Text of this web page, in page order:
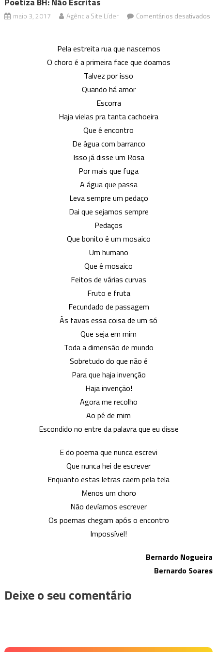
maio 3, 2017 Agência Site Líder
Comentários desativados
Pela estreita rua que nascemos
O choro é a primeira face que doamos
Talvez por isso
Quando há amor
Escorra
Haja vielas pra tanta cachoeira
Que é encontro
De água com barranco
Isso já disse um Rosa
Por mais que fuga
A água que passa
Leva sempre um pedaço
Dai que sejamos sempre
Pedaços
Que bonito é um mosaico
Um humano
Que é mosaico
Feitos de várias curvas
Fruto e fruta
Fecundado de passagem
Às favas essa coisa de um só
Que seja em mim
Toda a dimensão de mundo
Sobretudo do que não é
Para que haja invenção
Haja invenção!
Agora me recolho
Ao pé de mim
Escondido no entre da palavra que eu disse
E do poema que nunca escrevi
Que nunca hei de escrever
Enquanto estas letras caem pela tela
Menos um choro
Não devíamos escrever
Os poemas chegam após o encontro
Impossível!
Bernardo Nogueira
Bernardo Soares
Deixe o seu comentário